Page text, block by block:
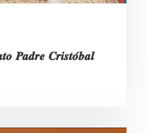
𝑷𝒂𝒅𝒓𝒆 𝑪𝒓𝒊𝒔𝒕𝒐́𝒃𝒂𝒍